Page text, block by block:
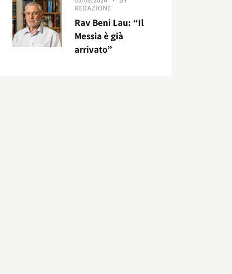
REDAZIONE
Rav Beni Lau: “Il
Messia è già
arrivato”